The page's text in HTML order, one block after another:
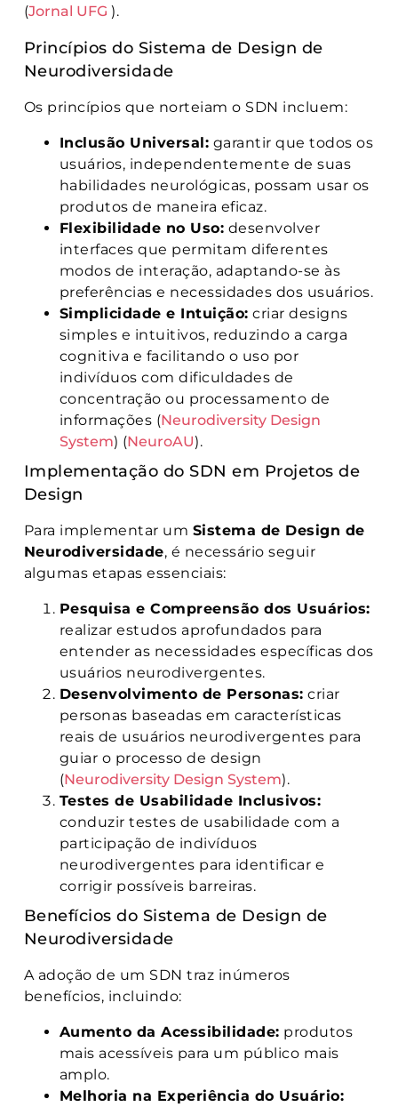
(Jornal UFG)​.
Princípios do Sistema de Design de
Neurodiversidade
Os princípios que norteiam o SDN incluem:
Inclusão Universal: garantir que todos os
usuários, independentemente de suas
habilidades neurológicas, possam usar os
produtos de maneira eficaz.
Flexibilidade no Uso: desenvolver
interfaces que permitam diferentes
modos de interação, adaptando-se às
preferências e necessidades dos usuários.
Simplicidade e Intuição: criar designs
simples e intuitivos, reduzindo a carga
cognitiva e facilitando o uso por
indivíduos com dificuldades de
concentração ou processamento de
informações (Neurodiversity Design
System)​​ (NeuroAU)​.
Implementação do SDN em Projetos de
Design
Para implementar um Sistema de Design de
Neurodiversidade, é necessário seguir
algumas etapas essenciais:
Pesquisa e Compreensão dos Usuários:
realizar estudos aprofundados para
entender as necessidades específicas dos
usuários neurodivergentes.
Desenvolvimento de Personas: criar
personas baseadas em características
reais de usuários neurodivergentes para
guiar o processo de design
(Neurodiversity Design System)​.
Testes de Usabilidade Inclusivos:
conduzir testes de usabilidade com a
participação de indivíduos
neurodivergentes para identificar e
corrigir possíveis barreiras.
Benefícios do Sistema de Design de
Neurodiversidade
A adoção de um SDN traz inúmeros
benefícios, incluindo:
Aumento da Acessibilidade: produtos
mais acessíveis para um público mais
amplo.
Melhoria na Experiência do Usuário: